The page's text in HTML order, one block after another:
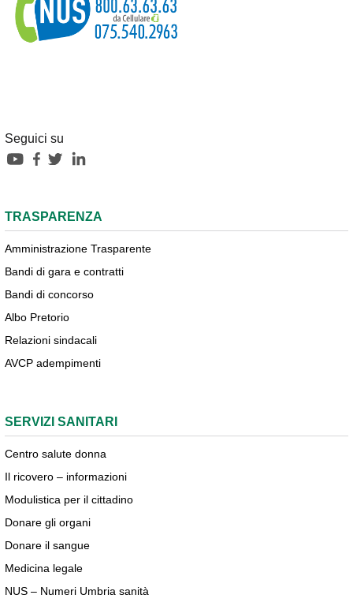
Seguici su
TRASPARENZA
Amministrazione Trasparente
Bandi di gara e contratti
Bandi di concorso
Albo Pretorio
Relazioni sindacali
AVCP adempimenti
SERVIZI SANITARI
Centro salute donna
Il ricovero – informazioni
Modulistica per il cittadino
Donare gli organi
Donare il sangue
Medicina legale
NUS – Numeri Umbria sanità